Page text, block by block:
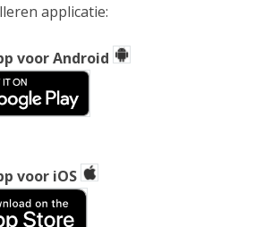
applicatie:
voor Android
voor iOS